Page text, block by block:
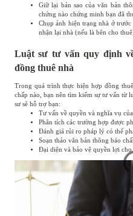
Giữ lại bản sao của văn bản
chứng nào chứng minh bạn đã
Chụp ảnh hiện trạng nhà ở
nhận lại nhà (nếu là bên cho
Luật sư tư vấn quy định
đồng thuê nhà
Trong quá trình thực hiện hợp đồng
chấp nào, bạn nên tìm kiếm sự tư vấn từ
sư sẽ hỗ trợ bạn:
Tư vấn về quyền và nghĩa vụ
Phân tích các trường hợp được
Đánh giá rủi ro pháp lý có thể
Soạn thảo văn bản thông báo
Đại diện và bảo vệ quyền lợi cho